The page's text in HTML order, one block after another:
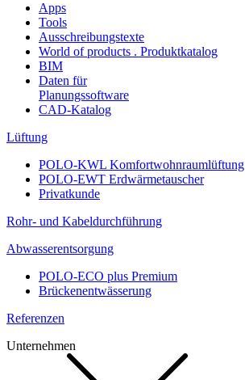
Apps
Tools
Ausschreibungstexte
World of products . Produktkatalog
BIM
Daten für
Planungssoftware
CAD-Katalog
Lüftung
POLO-KWL Komfortwohnraumlüftung
POLO-EWT Erdwärmetauscher
Privatkunde
Rohr- und Kabeldurchführung
Abwasserentsorgung
POLO-ECO plus Premium
Brückenentwässerung
Referenzen
Unternehmen